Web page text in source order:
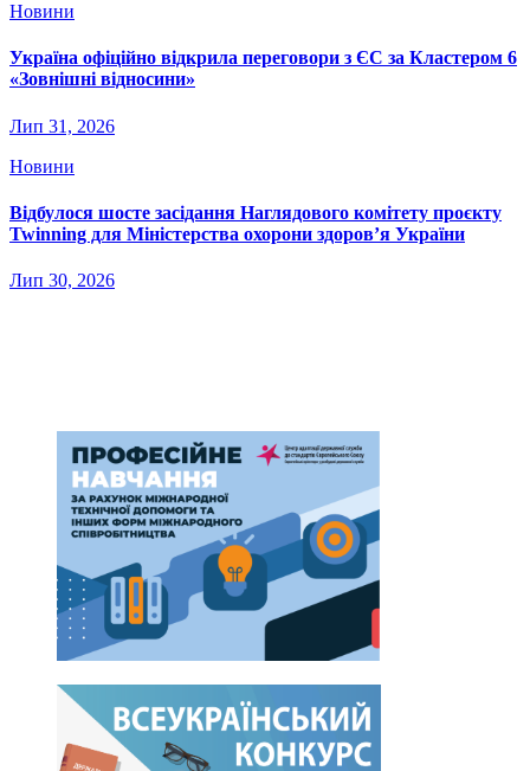
Новини
Україна офіційно відкрила переговори з ЄС за Кластером 6
«Зовнішні відносини»
Лип 31, 2026
Новини
Відбулося шосте засідання Наглядового комітету проєкту
Twinning для Міністерства охорони здоров’я України
Лип 30, 2026